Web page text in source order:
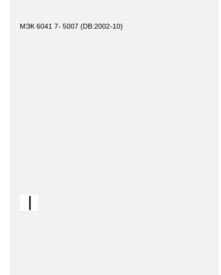
МЭК 6041 7- 5007 (DB:2002-10)